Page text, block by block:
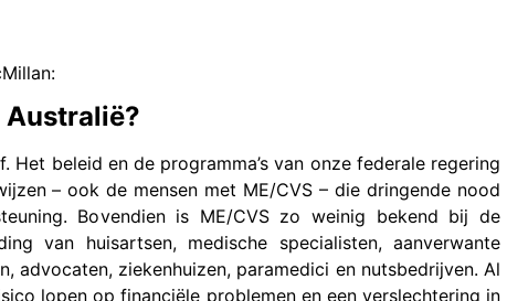
Australië?
beleid en de programma’s van onze federale regering
– ook de mensen met ME/CVS – die dringende nood
Bovendien is ME/CVS zo weinig bekend bij de
van huisartsen, medische specialisten, aanverwante
advocaten, ziekenhuizen, paramedici en nutsbedrijven. Al
lopen op financiële problemen en een verslechtering in